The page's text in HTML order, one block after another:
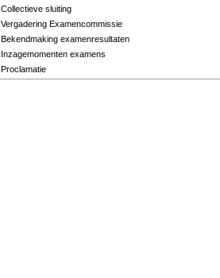
Collectieve sluiting
Vergadering Examencommissie
Bekendmaking examenresultaten
Inzagemomenten examens
Proclamatie